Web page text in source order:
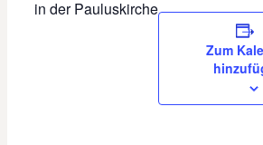
in der Pauluskirche
Zum